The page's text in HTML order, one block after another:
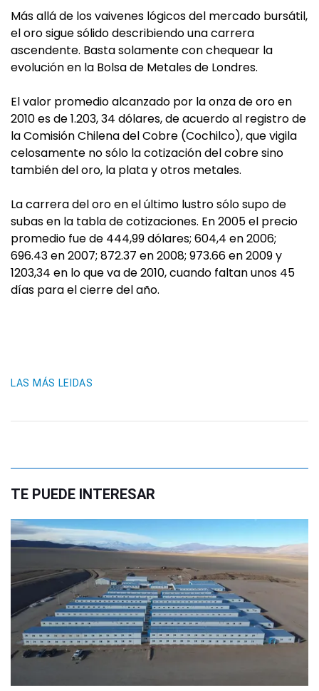
Más allá de los vaivenes lógicos del mercado bursátil,
el oro sigue sólido describiendo una carrera
ascendente. Basta solamente con chequear la
evolución en la Bolsa de Metales de Londres.
El valor promedio alcanzado por la onza de oro en
2010 es de 1.203, 34 dólares, de acuerdo al registro de
la Comisión Chilena del Cobre (Cochilco), que vigila
celosamente no sólo la cotización del cobre sino
también del oro, la plata y otros metales.
La carrera del oro en el último lustro sólo supo de
subas en la tabla de cotizaciones. En 2005 el precio
promedio fue de 444,99 dólares; 604,4 en 2006;
696.43 en 2007; 872.37 en 2008; 973.66 en 2009 y
1203,34 en lo que va de 2010, cuando faltan unos 45
días para el cierre del año.
LAS MÁS LEIDAS
TE PUEDE INTERESAR